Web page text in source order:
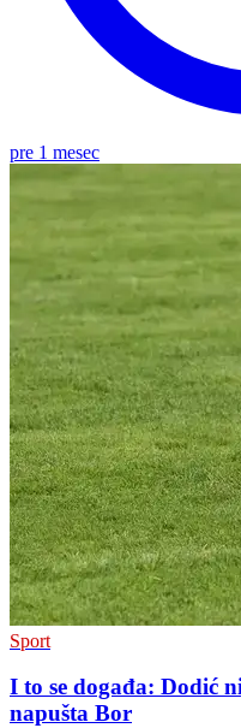
pre 1 mesec
Sport
I to se događa: Dodić
napušta Bor